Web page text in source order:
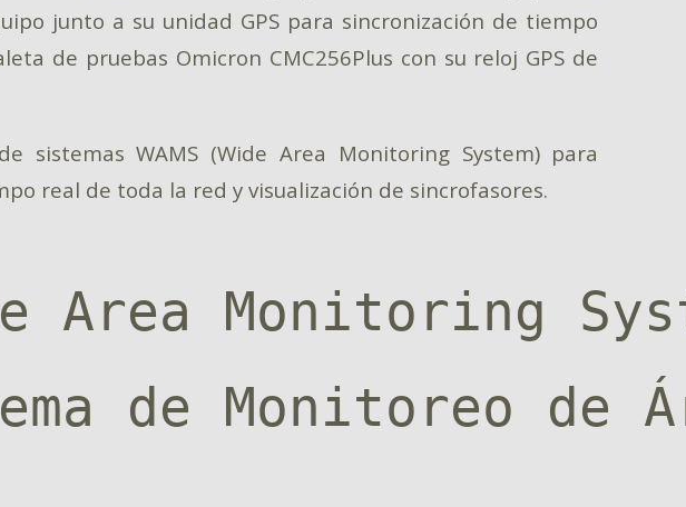
junto a su unidad GPS para sincronización de tiempo
de pruebas Omicron CMC256Plus con su reloj GPS de
sistemas WAMS (Wide Area Monitoring System) para
real de toda la red y visualización de sincrofasores.
Area Monitoring
de Monitoreo de